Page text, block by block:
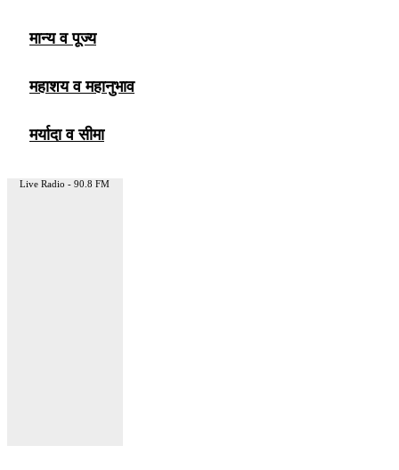
मान्य व पूज्य
महाशय व महानुभाव
मर्यादा व सीमा
Live Radio - 90.8 FM